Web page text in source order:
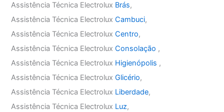
Assistência Técnica Electrolux Brás,
Assistência Técnica ElectroluxCambuci,
Assistência Técnica ElectroluxCentro,
Assistência Técnica ElectroluxConsolação ,
Assistência Técnica Electrolux Higienópolis ,
Assistência Técnica ElectroluxGlicério,
Assistência Técnica Electrolux Liberdade,
Assistência Técnica Electrolux Luz,